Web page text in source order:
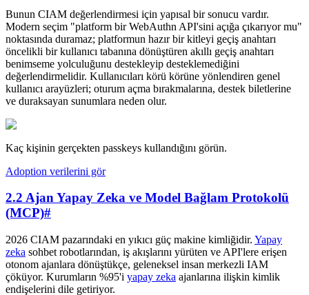
Bunun CIAM değerlendirmesi için yapısal bir sonucu vardır.
Modern seçim "platform bir WebAuthn API'sini açığa çıkarıyor mu"
noktasında duramaz; platformun hazır bir kitleyi geçiş anahtarı
öncelikli bir kullanıcı tabanına dönüştüren akıllı geçiş anahtarı
benimseme yolculuğunu destekleyip desteklemediğini
değerlendirmelidir. Kullanıcıları körü körüne yönlendiren genel
kullanıcı arayüzleri; oturum açma bırakmalarına, destek biletlerine
ve duraksayan sunumlara neden olur.
Kaç kişinin gerçekten passkeys kullandığını görün.
Adoption verilerini gör
2.2 Ajan Yapay Zeka ve Model Bağlam Protokolü
(MCP)#
2026 CIAM pazarındaki en yıkıcı güç makine kimliğidir. Yapay
zeka sohbet robotlarından, iş akışlarını yürüten ve API'lere erişen
otonom ajanlara dönüştükçe, geleneksel insan merkezli IAM
çöküyor. Kurumların %95'i yapay zeka ajanlarına ilişkin kimlik
endişelerini dile getiriyor.